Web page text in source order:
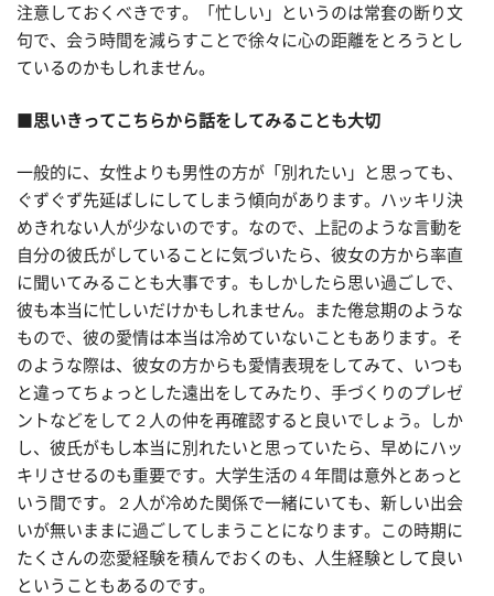
注意しておくべきです。「忙しい」というのは常套の断り文
句で、会う時間を減らすことで徐々に心の距離をとろうとし
ているのかもしれません。
■ 思いきってこちらから話をしてみることも大切
一般的に、女性よりも男性の方が「別れたい」と思っても、
ぐずぐず先延ばしにしてしまう傾向があります。ハッキリ決
めきれない人が少ないのです。なので、上記のような言動を
自分の彼氏がしていることに気づいたら、彼女の方から率直
に聞いてみることも大事です。もしかしたら思い過ごしで、
彼も本当に忙しいだけかもしれません。また倦怠期のような
もので、彼の愛情は本当は冷めていないこともあります。そ
のような際は、彼女の方からも愛情表現をしてみて、いつも
と違ってちょっとした遠出をしてみたり、手づくりのプレゼ
ントなどをして２人の仲を再確認すると良いでしょう。しか
し、彼氏がもし本当に別れたいと思っていたら、早めにハッ
キリさせるのも重要です。大学生活の４年間は意外とあっと
いう間です。２人が冷めた関係で一緒にいても、新しい出会
いが無いままに過ごしてしまうことになります。この時期に
たくさんの恋愛経験を積んでおくのも、人生経験として良い
ということもあるのです。